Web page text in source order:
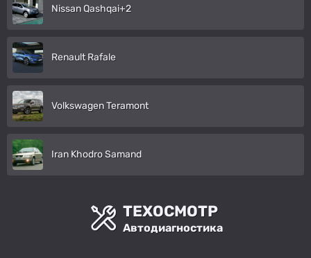
Nissan Qashqai+2
Renault Rafale
Volkswagen Teramont
Iran Khodro Samand
ТЕХОСМОТР
Автодиагностика